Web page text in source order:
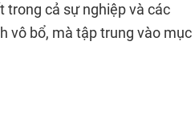
trong cả sự nghiệp và các
vô bổ, mà tập trung vào mục